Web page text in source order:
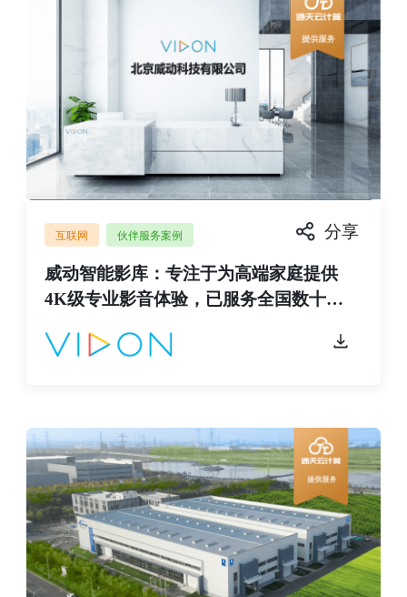
互联网 伙伴服务案例
威动智能影库：专注于为高端家庭提供
4K级专业影音体验，已服务全国数十万
分享